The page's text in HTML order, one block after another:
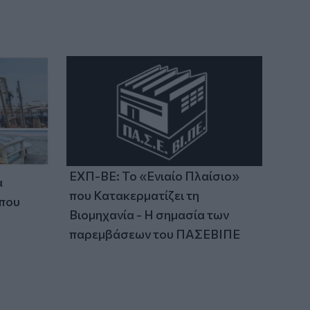
ΕΧΠ-ΒΕ: Το «Ενιαίο Πλαίσιο»
που Κατακερματίζει τη
Βιομηχανία - Η σημασία των
παρεμβάσεων του ΠΑΣΕΒΙΠΕ